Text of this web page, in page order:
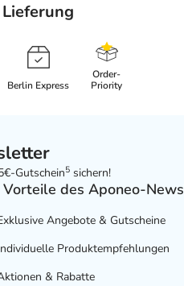
Berlin Express
Order-
Priority
Gutschein5 sichern!
Vorteile des Aponeo-
Angebote & Gutscheine
Produktempfehlungen
& Rabatte